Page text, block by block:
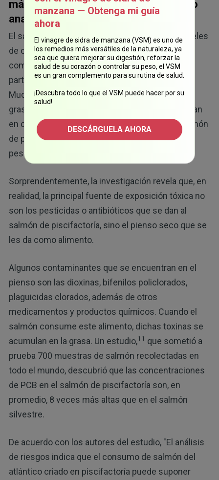
más tóxico que cualquier otro alimento
analizado
El salmón de piscifactoría también contiene niveles
de contaminantes mucho más elevados en
comparación con sus homólogos silvestres, en
parte esto se debe a su alto contenido de grasa.
Muchas toxinas se acumulan rápidamente en la
grasa, lo que significa que incluso cuando se crían
en condiciones de contaminación similar, el salmón
de piscifactoría absorberá más toxinas que el
pescado silvestre.
Sorprendentemente, la investigación revela que, en
realidad, la principal fuente de exposición tóxica no
son los pesticidas o antibióticos que se dan al
salmón de piscifactoría, sino el pienso seco que se
les da como alimento.
Algunos contaminantes que se encuentran en el
pienso son las dioxinas, bifenilos policlorados,
plaguicidas clorados, además de otros
medicamentos y productos químicos. Cuando el
salmón consume este alimento, dichas toxinas se
acumulan en la grasa. Un estudio,11 que sometió a
prueba 700 muestras de salmón recolectadas en
todo el mundo, descubrió que las concentraciones
de PCB en el salmón de piscifactoría son, en
promedio, 8 veces más altas que en el salmón
silvestre.
De acuerdo con los autores del estudio, "El análisis
de riesgos indica que el consumo de salmón del
atlántico criado en piscifactoría puede suponer
manzana — Obtenga mi guía
ahora
El vinagre de sidra de manzana (VSM) es uno de
los remedios más versátiles de la naturaleza, ya
sea que quiera mejorar su digestión, reforzar la
salud de su corazón o controlar su peso, el VSM
es un gran complemento para su rutina de salud.
¡Descubra todo lo que el VSM puede hacer por su
salud!
DESCÁRGUELA AHORA